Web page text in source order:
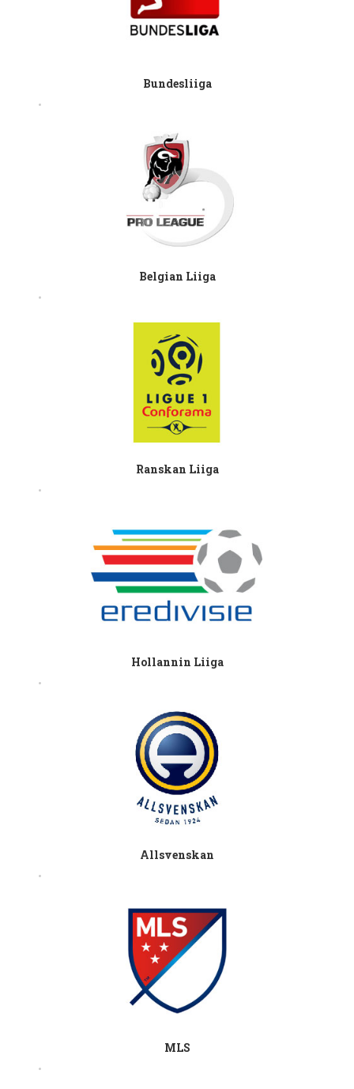
Bundesliiga
Belgian Liiga
Ranskan Liiga
Hollannin Liiga
Allsvenskan
MLS